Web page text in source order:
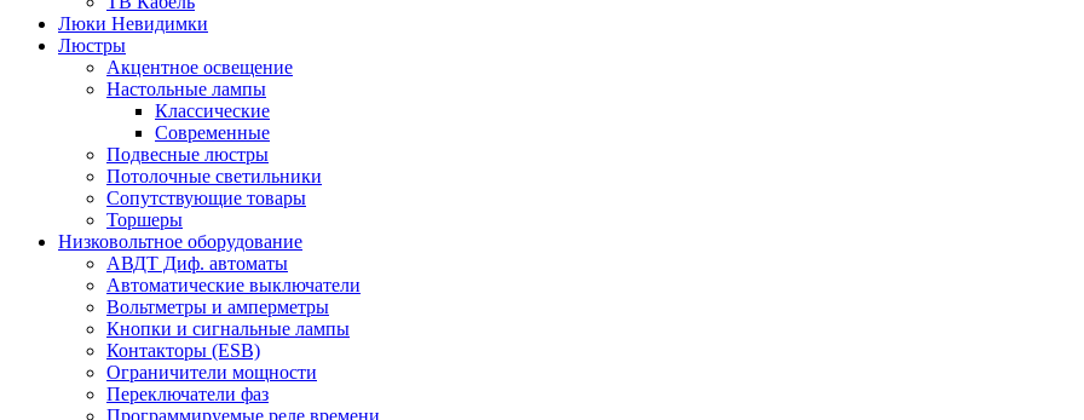
Люки Невидимки
Люстры
Акцентное освещение
Настольные лампы
Классические
Современные
Подвесные люстры
Потолочные светильники
Сопутствующие товары
Торшеры
Низковольтное оборудование
АВДT Диф. автоматы
Автоматические выключатели
Вольтметры и амперметры
Кнопки и сигнальные лампы
Контакторы (ESB)
Ограничители мощности
Переключатели фаз
Программируемые реле времени